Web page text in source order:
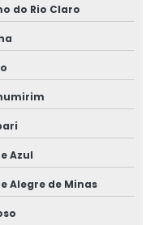
crises recall e
riscos corporativos
alergênicos
do Rio Claro
Azul
Alegre de Minas